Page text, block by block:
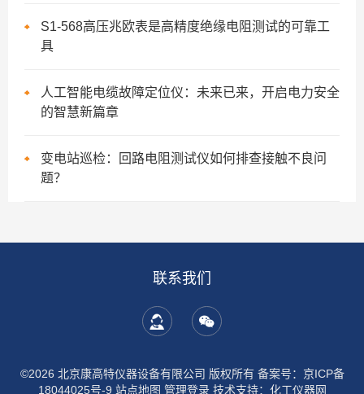
S1-568高压兆欧表是高精度绝缘电阻测试的可靠工
具
人工智能电缆故障定位仪：未来已来，开启电力安全
的智慧新篇章
变电站巡检：回路电阻测试仪如何排查接触不良问
题？
联系我们
©2026 北京康高特仪器设备有限公司 版权所有 备案号：京ICP备
18044025号-9 站点地图 管理登录技术支持： 化工仪器网